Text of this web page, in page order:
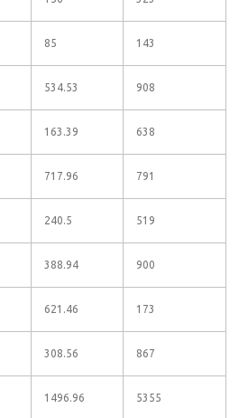
85 143
534.53 908
163.39 638
717.96 791
240.5 519
388.94 900
621.46 173
308.56 867
1496.96 5355